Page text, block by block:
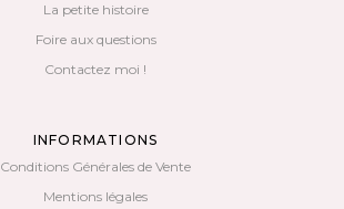
La petite histoire
Foire aux questions
Contactez moi !
INFORMATIONS
Conditions Générales de Vente
Mentions légales